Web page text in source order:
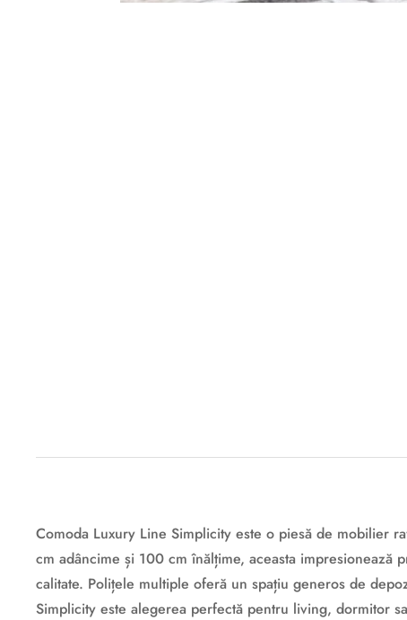
Comoda Luxury Line Simplicity este o piesă de mobilier
cm adâncime și 100 cm înălțime, aceasta
calitate. Polițele multiple oferă un spațiu generos de
Simplicity este alegerea perfectă pentru living, dormitor